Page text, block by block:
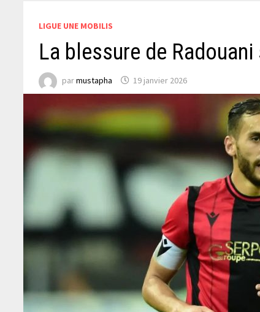
LIGUE UNE MOBILIS
La blessure de Radouani
parmustapha 19 janvier 2026